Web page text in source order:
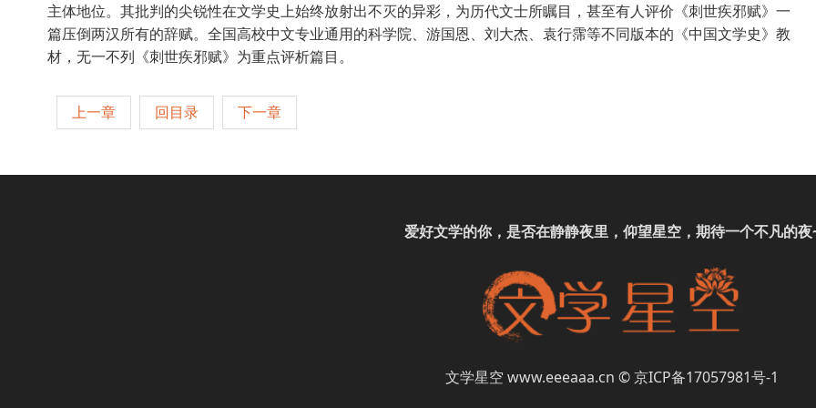
主体地位。其批判的尖锐性在文学史上始终放射出不灭的异彩，为历代文士所瞩目，甚至有人评价《刺世疾邪赋》一
篇压倒两汉所有的辞赋。全国高校中文专业通用的科学院、游国恩、刘大杰、袁行霈等不同版本的《中国文学史》教
材，无一不列《刺世疾邪赋》为重点评析篇目。
上一章 回目录 下一章
爱好文学的你，是否在静静夜里，仰望星空，期待一个不凡的夜
文学星空 www.eeeaaa.cn ©京ICP备17057981号-1